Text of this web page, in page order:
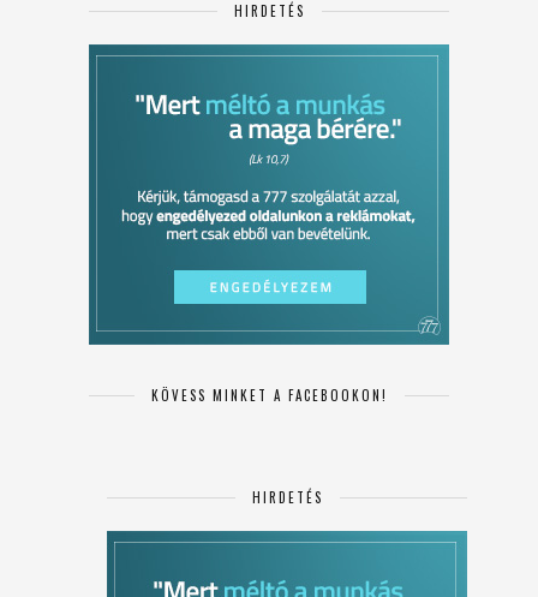
HIRDETÉS
KÖVESS MINKET A FACEBOOKON!
HIRDETÉS